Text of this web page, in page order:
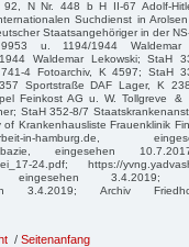
N Nr. 448 b H II-67 Adolf-
Suchdienst in
Staatsangehöriger in der
9953 u. 1194/1944
Waldemar Lekowski; StaH
4 Fotoarchiv, K 4597; StaH
Sportstraße DAF Lager, K
Feinkost AG u. W. Tollgreve
StaH 352-8/7
Krankenhausliste Frauenklinik
in-hamburg.de,
w-bazie, eingesehen
24.pdf; https://
eingesehen 3.4.2019;
3.4.2019; Archiv
/ Seitenanfang